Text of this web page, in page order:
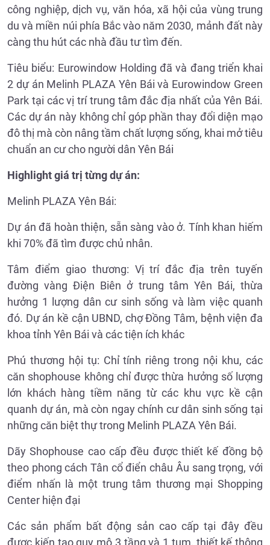
công nghiệp, dịch vụ, văn hóa, xã hội của vùng trung
du và miền núi phía Bắc vào năm 2030, mảnh đất này
càng thu hút các nhà đầu tư tìm đến.
Tiêu biểu: Eurowindow Holding đã và đang triển khai
2 dự án Melinh PLAZA Yên Bái và Eurowindow Green
Park tại các vị trí trung tâm đắc địa nhất của Yên Bái.
Các dự án này không chỉ góp phần thay đổi diện mạo
đô thị mà còn nâng tầm chất lượng sống, khai mở tiêu
chuẩn an cư cho người dân Yên Bái
Highlight giá trị từng dự án:
Melinh PLAZA Yên Bái:
Dự án đã hoàn thiện, sẵn sàng vào ở. Tính khan hiếm
khi 70% đã tìm được chủ nhân.
Tâm điểm giao thương: Vị trí đắc địa trên tuyến
đường vàng Điện Biên ở trung tâm Yên Bái, thừa
hưởng 1 lượng dân cư sinh sống và làm việc quanh
đó. Dự án kề cận UBND, chợ Đồng Tâm, bệnh viện đa
khoa tỉnh Yên Bái và các tiện ích khác
Phú thương hội tụ: Chỉ tính riêng trong nội khu, các
căn shophouse không chỉ được thừa hưởng số lượng
lớn khách hàng tiềm năng từ các khu vực kề cận
quanh dự án, mà còn ngay chính cư dân sinh sống tại
những căn biệt thự trong Melinh PLAZA Yên Bái.
Dãy Shophouse cao cấp đều được thiết kế đồng bộ
theo phong cách Tân cổ điển châu Âu sang trọng, với
điểm nhấn là một trung tâm thương mại Shopping
Center hiện đại
Các sản phẩm bất động sản cao cấp tại đây đều
được kiến tạo quy mô 3 tầng và 1 tum, thiết kế thông